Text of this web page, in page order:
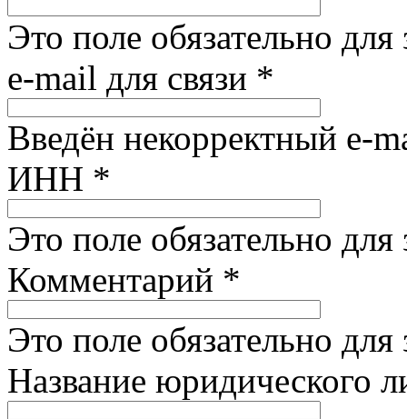
Это поле обязательно для
e-mail для связи *
Введён некорректный e-
ИНН *
Это поле обязательно для
Комментарий *
Это поле обязательно для
Название юридического